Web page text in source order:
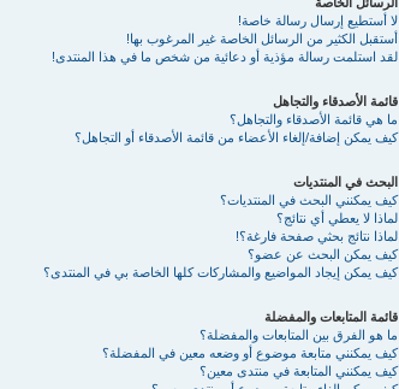
لا أستطيع إرسال رسالة خاصة!
أستقبل الكثير من الرسائل الخاصة غير المرغوب بها!
لقد استلمت رسالة مؤذية أو دعائية من شخص ما في هذا المنتدى!
قائمة الأصدقاء والتجاهل
ما هي قائمة الأصدقاء والتجاهل؟
كيف يمكن إضافة/إلغاء الأعضاء من قائمة الأصدقاء أو التجاهل؟
البحث في المنتديات
كيف يمكنني البحث في المنتديات؟
لماذا لا يعطي أي نتائج؟
لماذا نتائج بحثي صفحة فارغة؟!
كيف يمكن البحث عن عضو؟
كيف يمكن إيجاد المواضيع والمشاركات كلها الخاصة بي في المنتدى؟
قائمة المتابعات والمفضلة
ما هو الفرق بين المتابعات والمفضلة؟
كيف يمكنني متابعة موضوع أو وضعه معين في المفضلة؟
كيف يمكنني المتابعة في منتدى معين؟